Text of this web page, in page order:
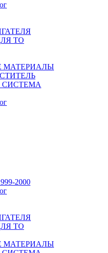
ТО
МАТЕРИАЛЫ
СИСТЕМА
2000
ТО
МАТЕРИАЛЫ